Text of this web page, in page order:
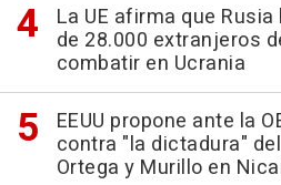
La UE afirma que
de 28.000 extranjeros
combatir en Ucrania
EEUU propone ante la
contra "la dictadura"
Ortega y Murillo en